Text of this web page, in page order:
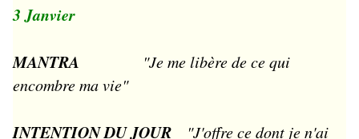
3 Janvier
MANTRA
"Je me libère de ce qui
encombre ma vie"
INTENTION DU JOUR
"J'offre ce dont je n'ai